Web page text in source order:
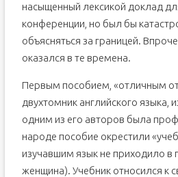
насыщенный лексикой доклад
конференции, но был бы
объясняться за границей.
оказался в те времена.
Первым пособием, «отличным от
двухтомник английского языка,
одним из его авторов была
народе пособие окрестили
изучавшим язык не приходило
женщина). Учебник относился к